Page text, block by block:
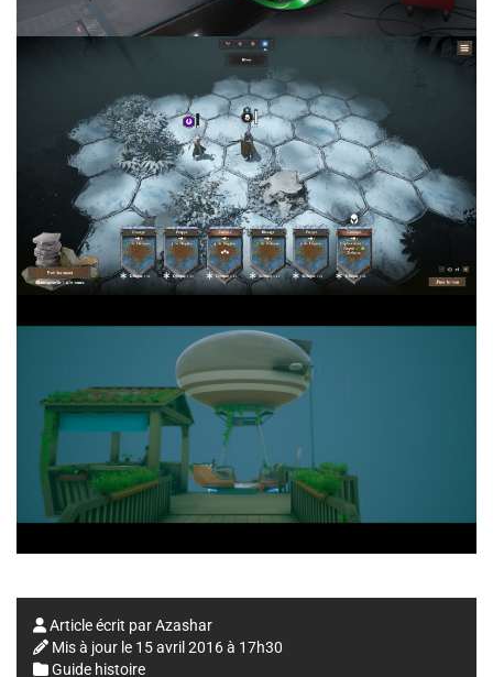
Article écrit parAzashar
Mis à jour le 15 avril 2016 à 17h30
Guide histoire